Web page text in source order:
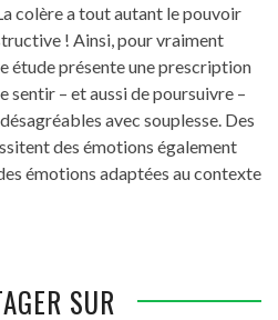
colère a tout autant le pouvoir
! Ainsi, pour vraiment
étude présente une prescription
sentir – et aussi de poursuivre –
avec souplesse. Des
des émotions également
émotions adaptées au contexte
SUR